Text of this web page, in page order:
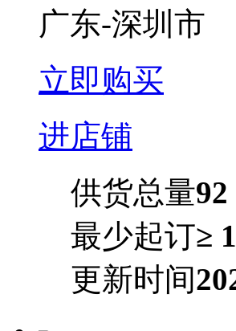
广东-深圳市
立即购买
进店铺
供货总量
最少起订≥
更新时间